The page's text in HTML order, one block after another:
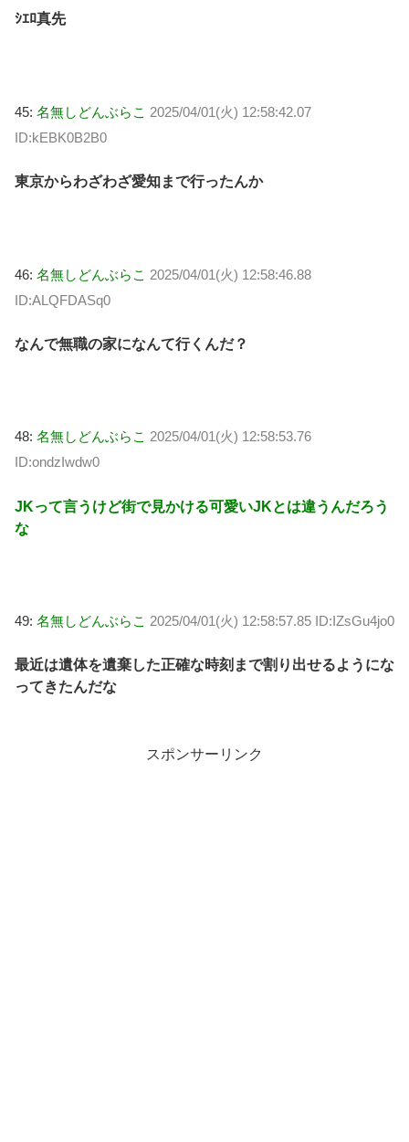
ｼｴﾛ真先
45: 名無しどんぶらこ 2025/04/01(火) 12:58:42.07
ID:kEBK0B2B0
東京からわざわざ愛知まで行ったんか
46: 名無しどんぶらこ 2025/04/01(火) 12:58:46.88
ID:ALQFDASq0
なんで無職の家になんて行くんだ？
48: 名無しどんぶらこ 2025/04/01(火) 12:58:53.76
ID:ondzIwdw0
JKって言うけど街で見かける可愛いJKとは違うんだろう
な
49: 名無しどんぶらこ 2025/04/01(火) 12:58:57.85 ID:IZsGu4jo0
最近は遺体を遺棄した正確な時刻まで割り出せるようにな
ってきたんだな
スポンサーリンク